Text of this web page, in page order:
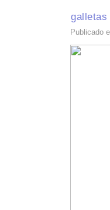
galletas
Publicado